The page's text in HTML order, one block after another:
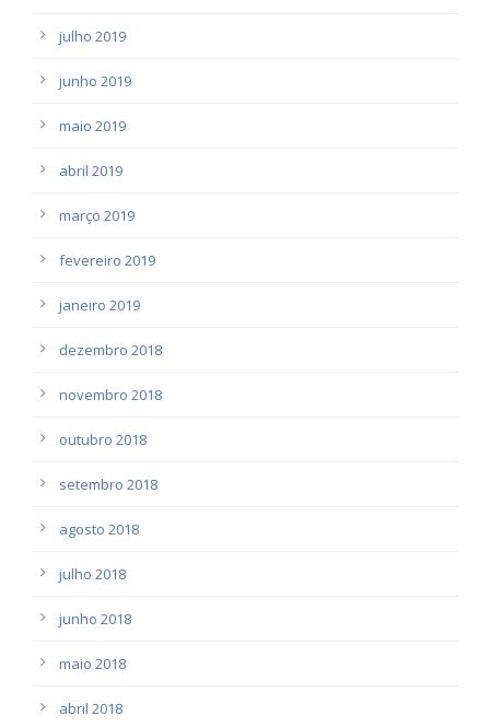
julho 2019
junho 2019
maio 2019
abril 2019
março 2019
fevereiro 2019
janeiro 2019
dezembro 2018
novembro 2018
outubro 2018
setembro 2018
agosto 2018
julho 2018
junho 2018
maio 2018
abril 2018